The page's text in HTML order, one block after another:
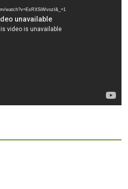
watch?v=EsRXSiWvozI&_=1